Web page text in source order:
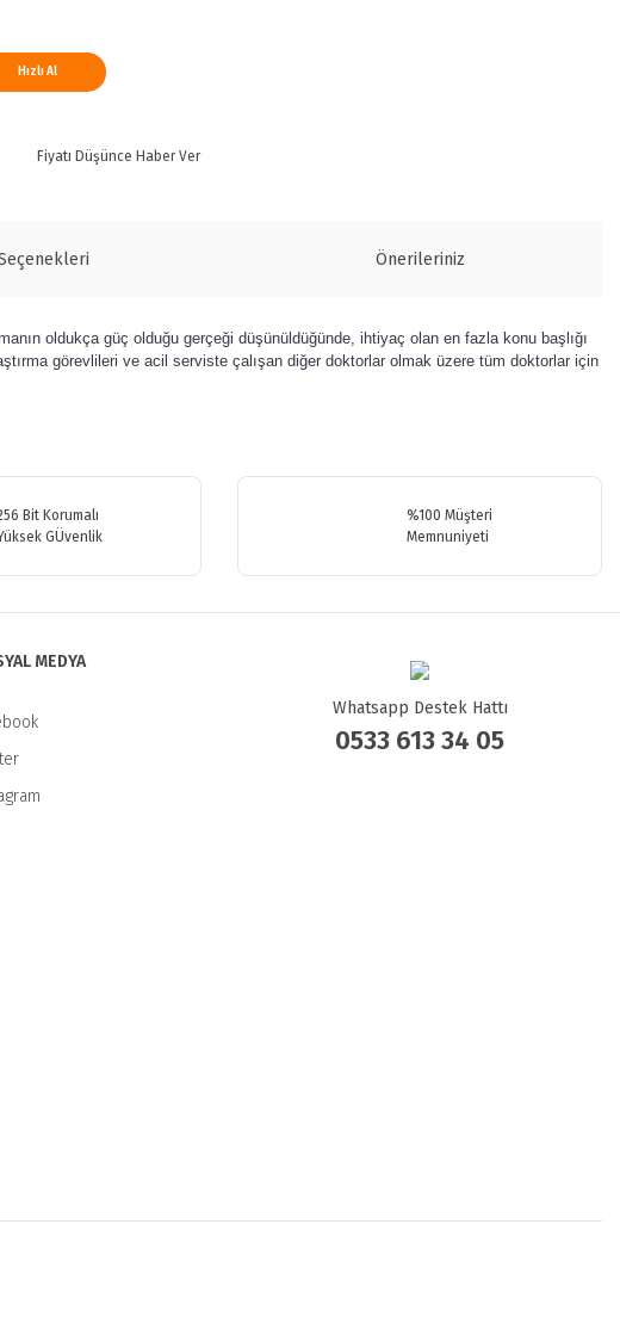
Hızlı Al
Fiyatı Düşünce Haber Ver
Önerileriniz
oldukça güç olduğu gerçeği düşünüldüğünde, ihtiyaç olan en fazla konu başlığı
görevlileri ve acil serviste çalışan diğer doktorlar olmak üzere tüm doktorlar için
Bit Korumalı
GÜvenlik
%100 Müşteri
Memnuniyeti
MEDYA
Whatsapp Destek Hattı
0533 613 34 05